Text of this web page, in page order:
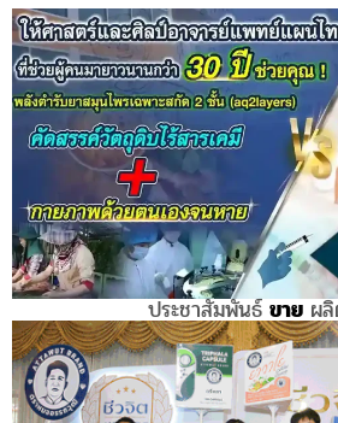
ประชาสัมพันธ์ขายผ